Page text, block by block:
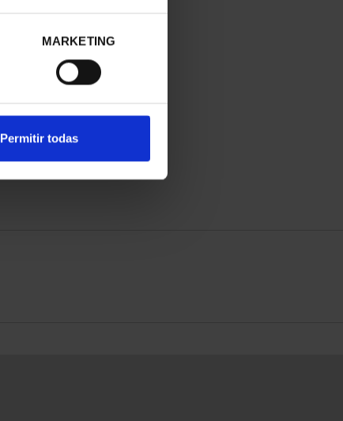
MARKETING
Permitir todas